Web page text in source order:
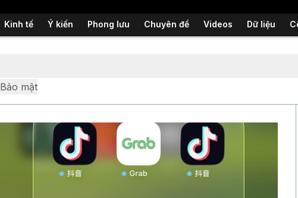
Kinh tế Ý kiến Phong lưu Chuyên đề Videos Dữ liệu
Bảo mật